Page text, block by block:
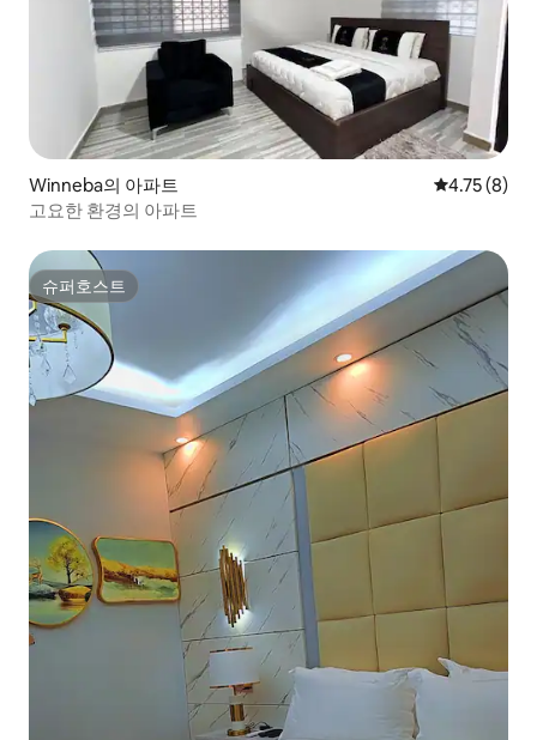
Winneba의 아파트 평점 4.75점
4.75 (8)
고요한 환경의 아파트
슈퍼호스트
슈퍼호스트